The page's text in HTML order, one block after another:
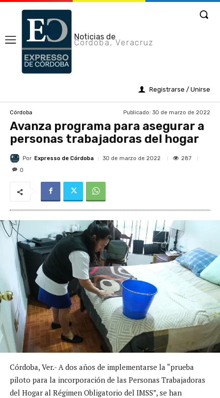
Noticias de
Cordoba, Veracruz
Registrarse / Unirse
Córdoba Publicado: 30 de marzo de 2022
Avanza programa para asegurar a
personas trabajadoras del hogar
Por Expresso de Córdoba 30 de marzo de 2022
287
0
Córdoba, Ver.- A dos años de implementarse la “prueba
piloto para la incorporación de las Personas Trabajadoras
del Hogar al Régimen Obligatorio del IMSS”, se han